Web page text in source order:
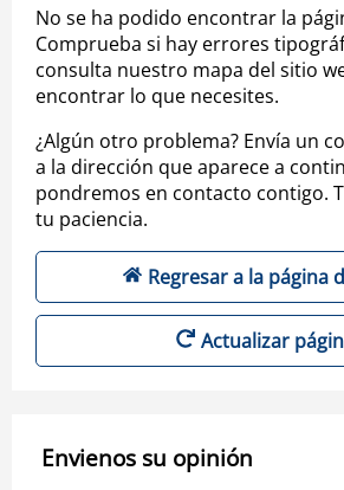
No se ha podido encontrar la
Comprueba si hay errores
consulta nuestro mapa del sitio
encontrar lo que necesites.
¿Algún otro problema? Envía un
a la dirección que aparece a
pondremos en contacto contigo.
tu paciencia.
Regresar a la página
Actualizar
Envienos su opinión